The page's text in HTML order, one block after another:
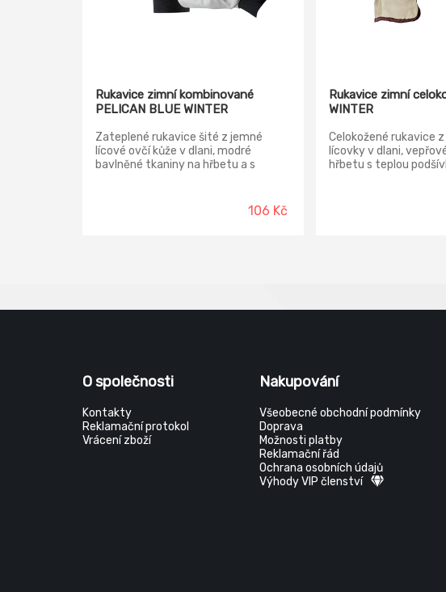
Rukavice zimní kombinované
PELICAN BLUE WINTER
Zateplené rukavice šité z jemné
lícové ovčí kůže v dlani, modré
bavlněné tkaniny na hřbetu a s
podšívky rukavice: bavlna, pletený
Materiál manžety: guma, suchý zip
106 Kč
Rukavice zimní
WINTER
Celokožené rukavice
lícovky v dlani,
hřbetu s teplou
proříznutí, trhání a
O společnosti
Kontakty
Reklamační protokol
Vrácení zboží
Nakupování
Všeobecné obchodní podmínky
Doprava
Možnosti platby
Reklamační řád
Ochrana osobních údajů
Výhody VIP členství